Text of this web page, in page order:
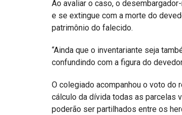
Fale Conosco
Ao avaliar o caso, o
e se extingue com a morte do
patrimônio do falecido.
“Ainda que o inventariante seja
confundindo com a figura do
O colegiado acompanhou o voto do
cálculo da dívida todas as parcelas
poderão ser partilhados entre os